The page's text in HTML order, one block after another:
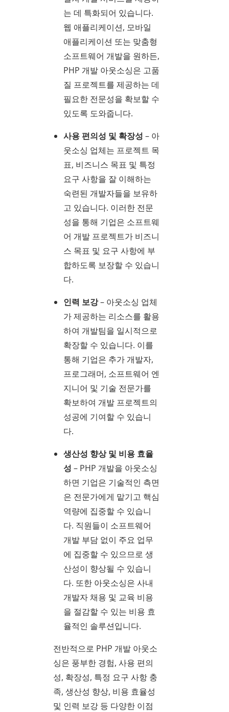
는 데 특화되어 있습니다.
웹 애플리케이션, 모바일
애플리케이션 또는 맞춤형
소프트웨어 개발을 원하든,
PHP 개발 아웃소싱은 고품
질 프로젝트를 제공하는 데
필요한 전문성을 확보할 수
있도록 도와줍니다.
사용 편의성 및 확장성 – 아
웃소싱 업체는 프로젝트 목
표, 비즈니스 목표 및 특정
요구 사항을 잘 이해하는
숙련된 개발자들을 보유하
고 있습니다. 이러한 전문
성을 통해 기업은 소프트웨
어 개발 프로젝트가 비즈니
스 목표 및 요구 사항에 부
합하도록 보장할 수 있습니
다.
인력 보강– 아웃소싱 업체
가 제공하는 리소스를 활용
하여 개발팀을 일시적으로
확장할 수 있습니다. 이를
통해 기업은 추가 개발자,
프로그래머, 소프트웨어 엔
지니어 및 기술 전문가를
확보하여 개발 프로젝트의
성공에 기여할 수 있습니
다.
생산성 향상 및 비용 효율
성 – PHP 개발을 아웃소싱
하면 기업은 기술적인 측면
은 전문가에게 맡기고 핵심
역량에 집중할 수 있습니
다. 직원들이 소프트웨어
개발 부담 없이 주요 업무
에 집중할 수 있으므로 생
산성이 향상될 수 있습니
다. 또한 아웃소싱은 사내
개발자 채용 및 교육 비용
을 절감할 수 있는 비용 효
율적인 솔루션입니다.
전반적으로 PHP 개발 아웃소
싱은 풍부한 경험, 사용 편의
성, 확장성, 특정 요구 사항 충
족, 생산성 향상, 비용 효율성
및 인력 보강 등 다양한 이점